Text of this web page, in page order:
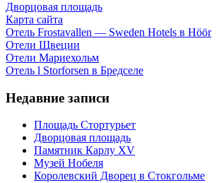
Дворцовая площадь
Карта сайта
Отель Frostavallen — Sweden Hotels в Höör
Отели Щвеции
Отели Мариехольм
Отель l Storforsen в Бредселе
Недавние записи
Площадь Стортурьет
Дворцовая площадь
Памятник Карлу XV
Музей Нобеля
Королевский Дворец в Стокгольме